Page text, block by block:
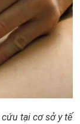
tại cơ sở y tế